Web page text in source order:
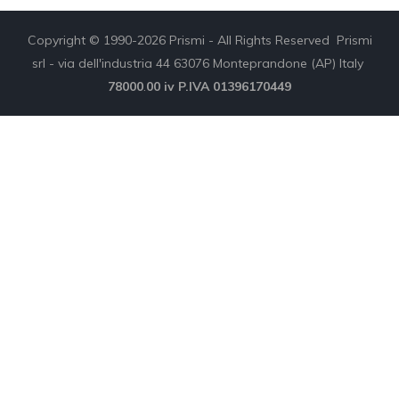
Copyright © 1990-2026 Prismi - All Rights Reserved Prismi
srl - via dell'industria 44 63076 Monteprandone (AP) Italy
78000.00 iv P.IVA 01396170449